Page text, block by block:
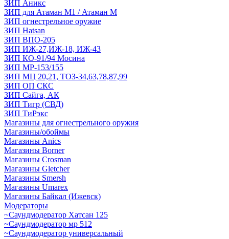
ЗИП Аникс
ЗИП для Атаман М1 / Атаман М
ЗИП огнестрельное оружие
ЗИП Hatsan
ЗИП ВПО-205
ЗИП ИЖ-27,ИЖ-18, ИЖ-43
ЗИП КО-91/94 Мосина
ЗИП МР-153/155
ЗИП МЦ 20,21, ТОЗ-34,63,78,87,99
ЗИП ОП СКС
ЗИП Сайга, АК
ЗИП Тигр (СВД)
ЗИП ТиРэкс
Магазины для огнестрельного оружия
Магазины/обоймы
Магазины Anics
Магазины Borner
Магазины Crosman
Магазины Gletcher
Магазины Smersh
Магазины Umarex
Магазины Байкал (Ижевск)
Модераторы
~Cаундмодератор Хатсан 125
~Саундмодератор мр 512
~Саундмодератор универсальный